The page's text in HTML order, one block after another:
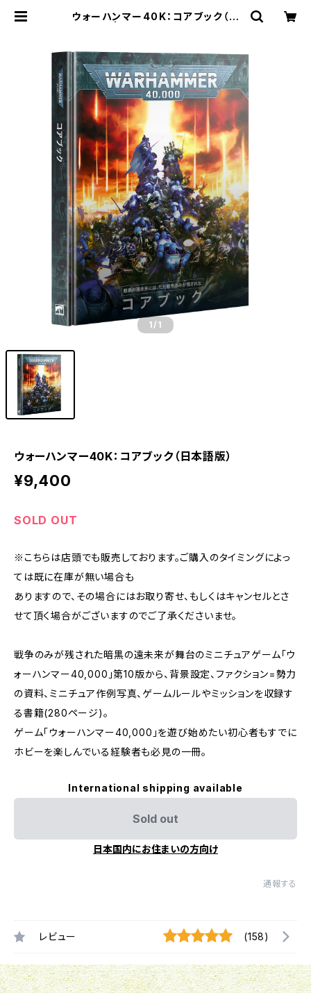
ウォーハンマー40K：コアブック（日
ゲームショップ
1 /1
ウォーハンマー40K：コアブック（日本語版）
¥9,400
SOLD OUT
※こちらは店頭でも販売しております。ご購入のタイミングによっ
ては既に在庫が無い場合も
ありますので、その場合にはお取り寄せ、もしくはキャンセルとさ
せて頂く場合がございますのでご了承くださいませ。
戦争のみが残された暗黒の遠未来が舞台のミニチュアゲーム「ウ
ォーハンマー40,000」第10版から、背景設定、ファクション=勢力
の資料、ミニチュア作例写真、ゲームルールやミッションを収録す
る書籍(280ページ)。
ゲーム「ウォーハンマー40,000」を遊び始めたい初心者もすでに
ホビーを楽しんでいる経験者も必見の一冊。
International shipping available
Sold out
日本国内にお住まいの方向け
通報する
レビュー (158)